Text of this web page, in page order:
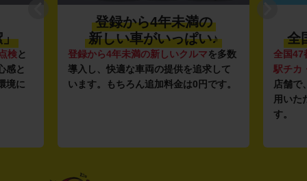
」
検と
感と
境に
登録から4年未満の
新しい車がいっぱい♪
登録から4年未満の新しいクルマを多数
導入し、快適な車両の提供を追求して
います。もちろん追加料金は0円です。
全
全国47
駅チカ
店舗で
用いた
す。